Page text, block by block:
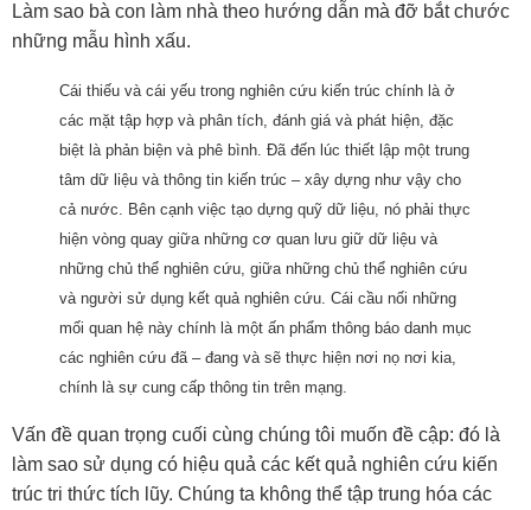
Làm sao bà con làm nhà theo hướng dẫn mà đỡ bắt chước
những mẫu hình xấu.
Cái thiếu và cái yếu trong nghiên cứu kiến trúc chính là ở
các mặt tập hợp và phân tích, đánh giá và phát hiện, đặc
biệt là phản biện và phê bình. Đã đến lúc thiết lập một trung
tâm dữ liệu và thông tin kiến trúc – xây dựng như vậy cho
cả nước. Bên cạnh việc tạo dựng quỹ dữ liệu, nó phải thực
hiện vòng quay giữa những cơ quan lưu giữ dữ liệu và
những chủ thể nghiên cứu, giữa những chủ thể nghiên cứu
và người sử dụng kết quả nghiên cứu. Cái cầu nối những
mối quan hệ này chính là một ấn phẩm thông báo danh mục
các nghiên cứu đã – đang và sẽ thực hiện nơi nọ nơi kia,
chính là sự cung cấp thông tin trên mạng.
Vấn đề quan trọng cuối cùng chúng tôi muốn đề cập: đó là
làm sao sử dụng có hiệu quả các kết quả nghiên cứu kiến
trúc tri thức tích lũy. Chúng ta không thể tập trung hóa các